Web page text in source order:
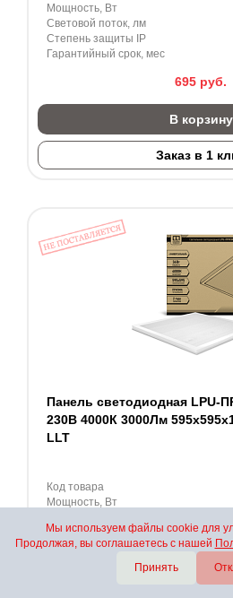
Мощность, Вт
Световой поток, лм
Степень защиты IP
Гарантийный срок, мес
695 руб.
В корзину
Заказ в 1
Панель светодиодная LPU-
230В 4000К 3000Лм
LLT
Код товара
Мощность, Вт
Степень защиты IP
Гарантийный срок, мес
695 руб.
Мы используем файлы cookie для
Продолжая, вы соглашаетесь с нашей
Принять